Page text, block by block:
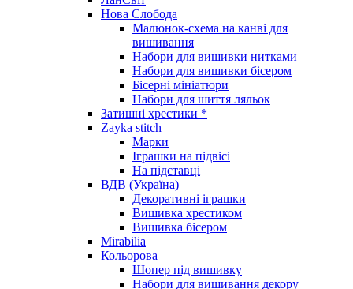
Нова Слобода
Малюнок-схема на канві для
вишивання
Набори для вишивки нитками
Набори для вишивки бісером
Бісерні мініатюри
Набори для шиття ляльок
Затишні хрестики *
Zayka stitch
Марки
Іграшки на підвісі
На підставці
ВДВ (Україна)
Декоративні іграшки
Вишивка хрестиком
Вишивка бісером
Mirabilia
Кольорова
Шопер під вишивку
Набори для вишивання декору